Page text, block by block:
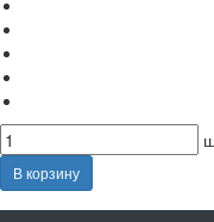
В корзину